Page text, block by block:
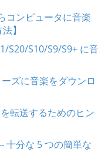
コンピュータに音楽
】
S20/S10/S9/S9+ に音
ズに音楽をダウンロ
転送するためのヒン
十分な 5 つの簡単な